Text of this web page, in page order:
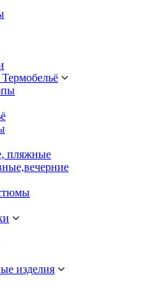
пляжные
изделия